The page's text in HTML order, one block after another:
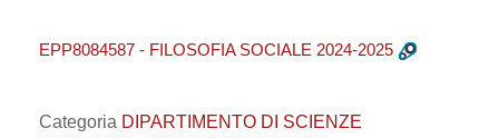
EPP8084587 - FILOSOFIA SOCIALE 2024-2025
Categoria DIPARTIMENTO DI SCIENZE